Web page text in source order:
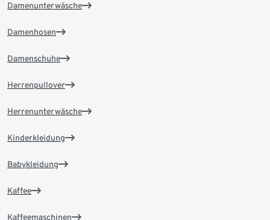
Damenunterwäsche
Damenhosen
Damenschuhe
Herrenpullover
Herrenunterwäsche
Kinderkleidung
Babykleidung
Kaffee
Kaffeemaschinen